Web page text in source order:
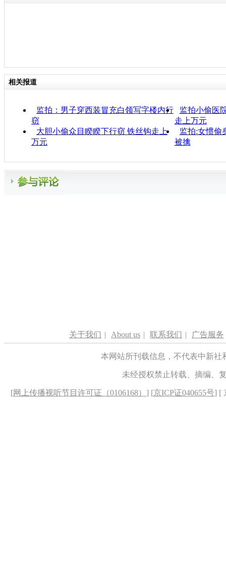
相关报道
监拍：男子穿西装冒充白领写字楼内行
窃
监拍小偷医
走上万元
大胆小偷众目睽睽下行窃 铁丝钩走上
万元
监拍:女惯偷
被擒
关于我们 | About us | 联系我们 | 广告服务
本网站所刊载信息，不代表中新
未经授权禁止转载、摘编、
[网上传播视听节目许可证（0106168） ] [京ICP证040655号] [